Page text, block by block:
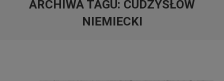
ARCHIWA TAGU: CUDZYSŁÓW
NIEMIECKI